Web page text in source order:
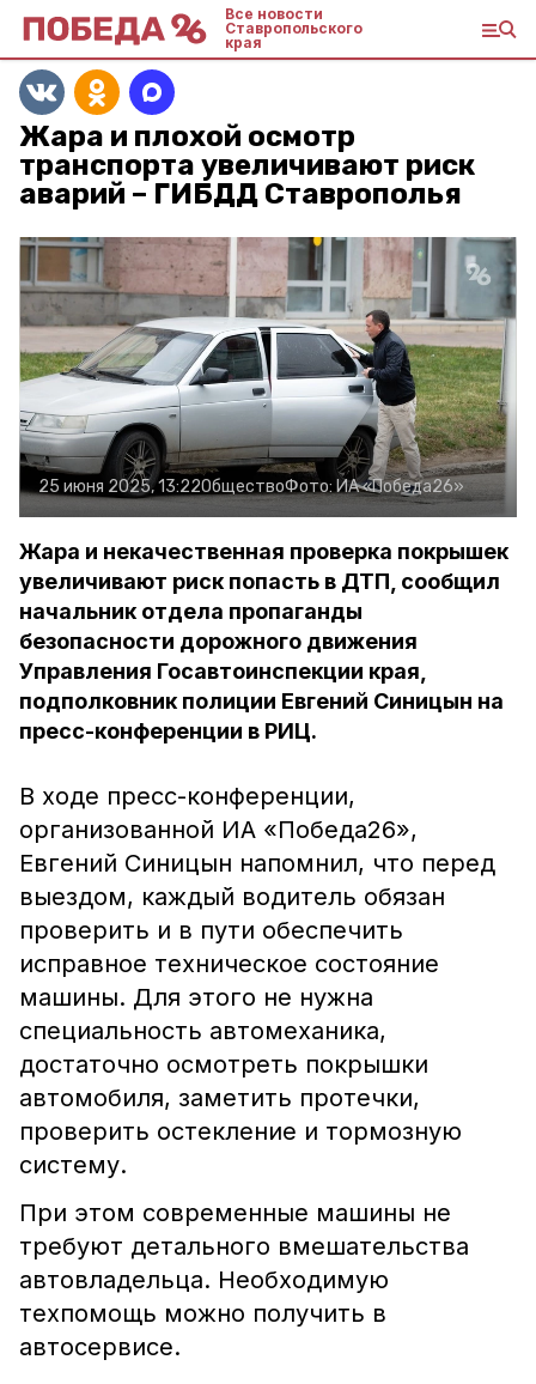
Все новости
Ставропольского
края
Жара и плохой осмотр
транспорта увеличивают риск
аварий – ГИБДД Ставрополья
25 июня 2025, 13:22ОбществоФото: ИА «Победа26»
Жара и некачественная проверка покрышек
увеличивают риск попасть в ДТП, сообщил
начальник отдела пропаганды
безопасности дорожного движения
Управления Госавтоинспекции края,
подполковник полиции Евгений Синицын на
пресс-конференции в РИЦ.
В ходе пресс-конференции,
организованной ИА «Победа26»,
Евгений Синицын напомнил, что перед
выездом, каждый водитель обязан
проверить и в пути обеспечить
исправное техническое состояние
машины. Для этого не нужна
специальность автомеханика,
достаточно осмотреть покрышки
автомобиля, заметить протечки,
проверить остекление и тормозную
систему.
При этом современные машины не
требуют детального вмешательства
автовладельца. Необходимую
техпомощь можно получить в
автосервисе.